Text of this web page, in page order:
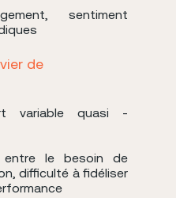
sentiment
de
variable quasi -
entre le besoin de
difficulté à fidéliser